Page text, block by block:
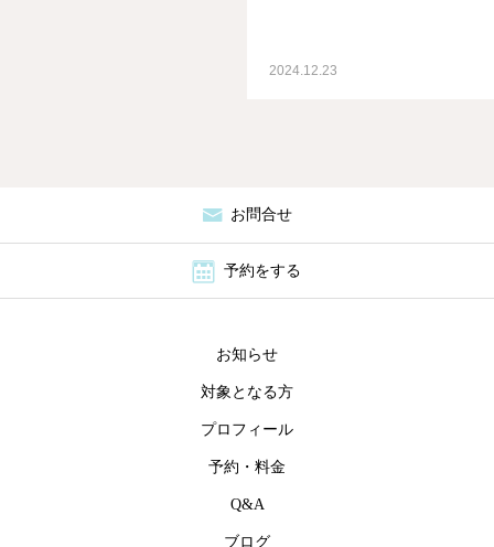
2024.12.23
お問合せ
予約をする
お知らせ
対象となる方
プロフィール
予約・料金
Q&A
ブログ